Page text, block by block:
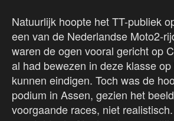
Natuurlijk hoopte het TT-publiek
een van de Nederlandse Moto2-
waren de ogen vooral gericht op
al had bewezen in deze klasse
kunnen eindigen. Toch was de
podium in Assen, gezien het
voorgaande races, niet